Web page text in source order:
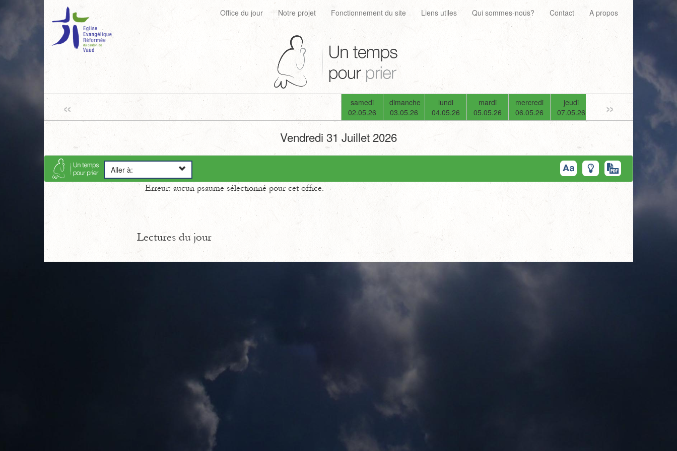
Office du jour Notre projet Fonctionnement du site Liens utiles Qui sommes-nous? Contact A propos
«
samedi
02.05.26
dimanche
03.05.26
lundi
04.05.26
mardi
05.05.26
mercredi
06.05.26
jeudi
07.05.26
08.05.26
»
Vendredi 31 Juillet 2026
Aller à:
Erreur: aucun psaume sélectionné pour cet office.
Lectures du jour